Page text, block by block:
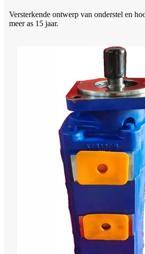
Versterkende ontwerp van onderstel en
meer as 15 jaar.